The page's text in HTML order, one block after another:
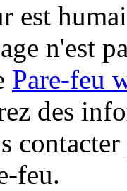
est
n'est
Pare-feu
des
feu.